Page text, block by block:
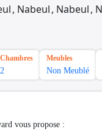
Chambres
2
Meubles
Non Meublé
vous propose :